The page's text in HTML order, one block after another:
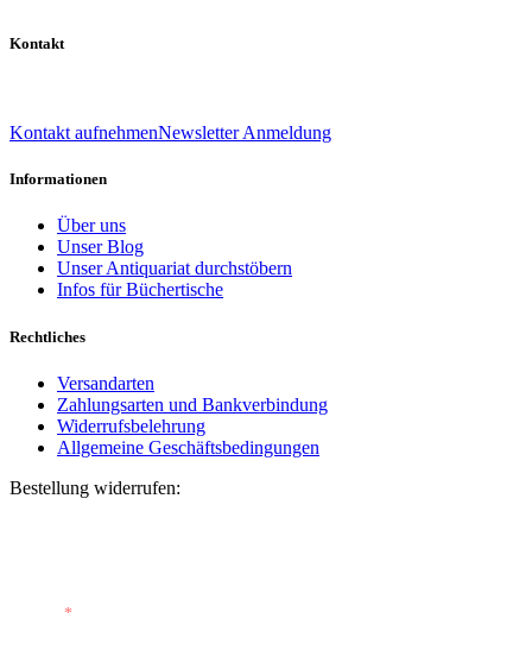
Kontakt
Kontakt aufnehmenNewsletter Anmeldung
Informationen
Über uns
Unser Blog
Unser Antiquariat durchstöbern
Infos für Büchertische
Rechtliches
Versandarten
Zahlungsarten und Bankverbindung
Widerrufsbelehrung
Allgemeine Geschäftsbedingungen
Bestellung widerrufen:
*